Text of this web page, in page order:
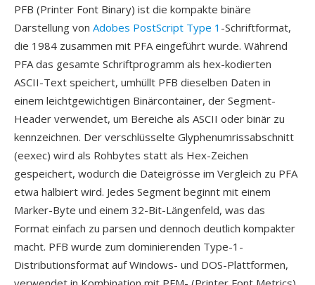
PFB (Printer Font Binary) ist die kompakte binäre
Darstellung von Adobes PostScript Type 1 -Schriftformat,
die 1984 zusammen mit PFA eingeführt wurde. Während
PFA das gesamte Schriftprogramm als hex-kodierten
ASCII-Text speichert, umhüllt PFB dieselben Daten in
einem leichtgewichtigen Binärcontainer, der Segment-
Header verwendet, um Bereiche als ASCII oder binär zu
kennzeichnen. Der verschlüsselte Glyphenumrissabschnitt
(eexec) wird als Rohbytes statt als Hex-Zeichen
gespeichert, wodurch die Dateigrösse im Vergleich zu PFA
etwa halbiert wird. Jedes Segment beginnt mit einem
Marker-Byte und einem 32-Bit-Längenfeld, was das
Format einfach zu parsen und dennoch deutlich kompakter
macht. PFB wurde zum dominierenden Type-1-
Distributionsformat auf Windows- und DOS-Plattformen,